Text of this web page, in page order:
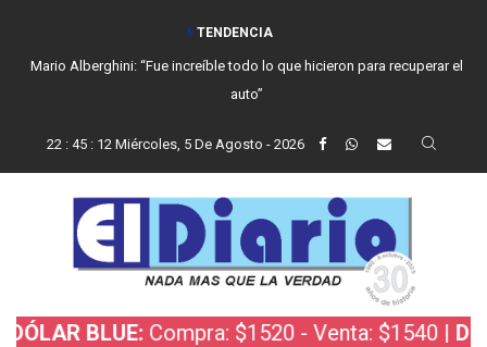
TENDENCIA
Mario Alberghini: “Fue increíble todo lo que hicieron para recuperar el
auto”
22: 45: 13 Miércoles, 5 De Agosto - 2026
BLUE:Compra: $1520 - Venta: $1540 |DÓLAR